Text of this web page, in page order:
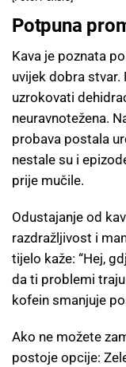
Potpuna
Kava je poznata
uvijek dobra
uzrokovati
neuravnotežena.
probava postala
nestale su i
prije mučile.
Odustajanje od
razdražljivost i
tijelo kaže: “Hej,
da ti problemi
kofein smanjuje
Ako ne možete
postoje opcije: